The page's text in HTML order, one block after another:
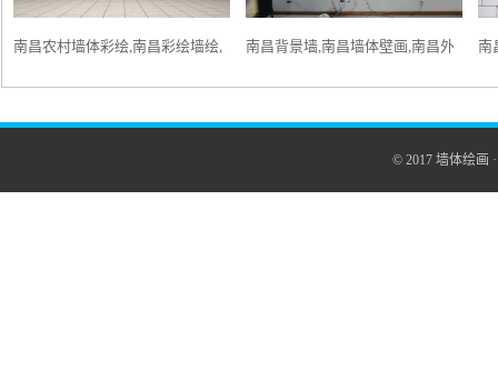
南昌农村墙体彩绘,南昌彩绘墙绘, 南昌背景墙,南昌墙体壁画,南昌外 南
© 2017 墙体绘画